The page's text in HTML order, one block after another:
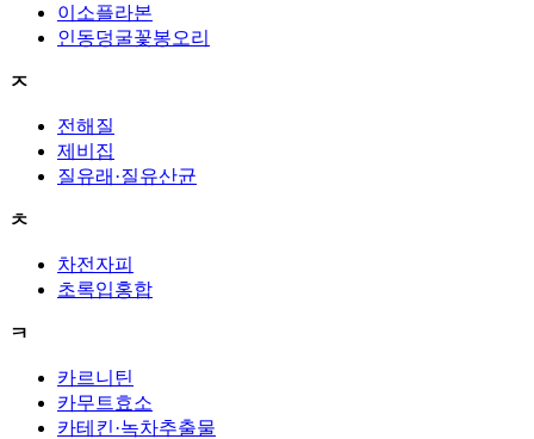
이소플라본
인동덩굴꽃봉오리
ㅈ
전해질
제비집
질유래·질유산균
ㅊ
차전자피
초록입홍합
ㅋ
카르니틴
카무트효소
카테킨·녹차추출물